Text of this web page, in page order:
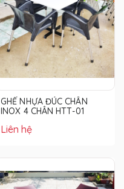
GHẾ NHỰA ĐÚC CHÂN
INOX 4 CHÂN HTT-01
Liên hệ